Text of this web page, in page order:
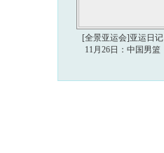
[全景亚运会]亚运日记
11月26日：中国男篮